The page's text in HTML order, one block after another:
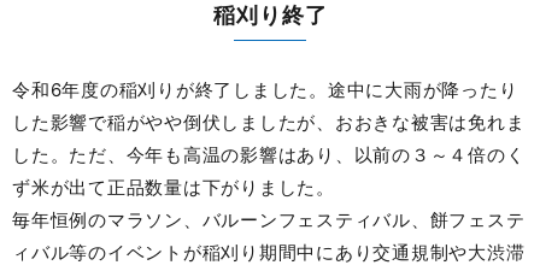
稲刈り終了
令和6年度の稲刈りが終了しました。途中に大雨が降ったり
した影響で稲がやや倒伏しましたが、おおきな被害は免れま
した。ただ、今年も高温の影響はあり、以前の３～４倍のく
ず米が出て正品数量は下がりました。
毎年恒例のマラソン、バルーンフェスティバル、餅フェステ
ィバル等のイベントが稲刈り期間中にあり交通規制や大渋滞